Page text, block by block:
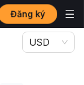
Đăng ký
USD